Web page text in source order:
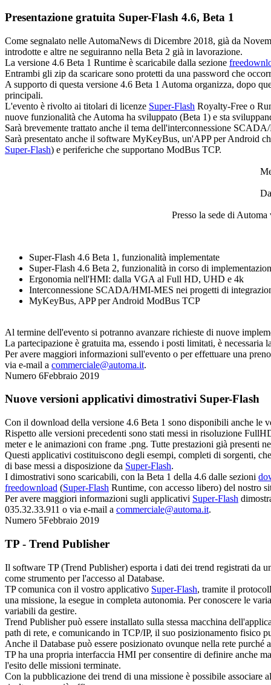
Presentazione gratuita Super-Flash 4.6, Beta 1
Come segnalato nelle AutomaNews di Dicembre 2018, già da
introdotte e altre ne seguiranno nella Beta 2 già in lavorazione.
La versione 4.6 Beta 1 Runtime è scaricabile dalla sezione
Entrambi gli zip da scaricare sono protetti da una password che
A supporto di questa versione 4.6 Beta 1 Automa organizza, dopo
principali.
L'evento è rivolto ai titolari di licenze Super-Flash Royalty-Free o
nuove funzionalità che Automa ha sviluppato (Beta 1) e sta
Sarà brevemente trattato anche il tema dell'interconnessione
Sarà presentato anche il software MyKeyBus, un'APP per Android
Super-Flash) e periferiche che supportano ModBus TCP.
Presso la sede di
Super-Flash 4.6 Beta 1, funzionalità implementate
Super-Flash 4.6 Beta 2, funzionalità in corso di
Ergonomia nell'HMI: dalla VGA al Full HD, UHD e 4k
Interconnessione SCADA/HMI-MES nei progetti di
MyKeyBus, APP per Android ModBus TCP
Al termine dell'evento si potranno avanzare richieste di nuove
La partecipazione è gratuita ma, essendo i posti limitati, è necessaria
Per avere maggiori informazioni sull'evento o per effettuare una
via e-mail a commerciale@automa.it.
Numero 6Febbraio 2019
Nuove versioni applicativi dimostrativi Super-Flash
Con il download della versione 4.6 Beta 1 sono disponibili anche le
Rispetto alle versioni precedenti sono stati messi in risoluzione
meter e le animazioni con frame .png. Tutte prestazioni già presenti
Questi applicativi costituiscono degli esempi, completi di sorgenti,
di base messi a disposizione da Super-Flash.
I dimostrativi sono scaricabili, con la Beta 1 della 4.6 dalle sezioni
freedownload (Super-Flash Runtime, con accesso libero) del nostro
Per avere maggiori informazioni sugli applicativi Super-Flash
035.32.33.911 o via e-mail a commerciale@automa.it.
Numero 5Febbraio 2019
TP - Trend Publisher
Il software TP (Trend Publisher) esporta i dati dei trend registrati da
come strumento per l'accesso al Database.
TP comunica con il vostro applicativo Super-Flash, tramite il
una missione, la esegue in completa autonomia. Per conoscere le
variabili da gestire.
Trend Publisher può essere installato sulla stessa macchina
path di rete, e comunicando in TCP/IP, il suo posizionamento fisico
Anche il Database può essere posizionato ovunque nella rete
TP ha una propria interfaccia HMI per consentire di definire anche
l'esito delle missioni terminate.
Con la pubblicazione dei trend di una missione è possibile